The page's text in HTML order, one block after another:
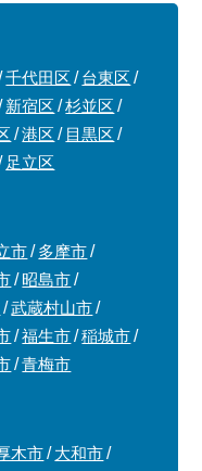
千代田区
台東区
新宿区
杉並区
港区
目黒区
足立区
市
多摩市
昭島市
武蔵村山市
福生市
稲城市
青梅市
木市
大和市